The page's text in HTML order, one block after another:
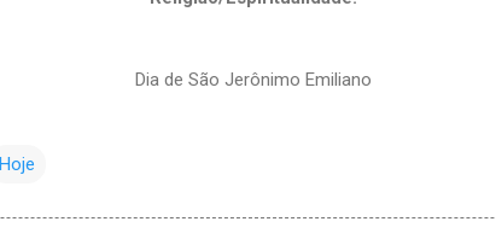
Dia de São Jerônimo Emiliano
Hoje